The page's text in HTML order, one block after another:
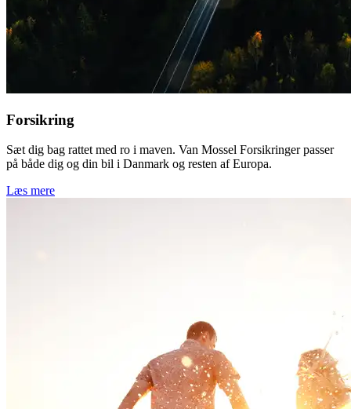
Forsikring
Sæt dig bag rattet med ro i maven. Van Mossel Forsikringer passer
på både dig og din bil i Danmark og resten af Europa.
Læs mere